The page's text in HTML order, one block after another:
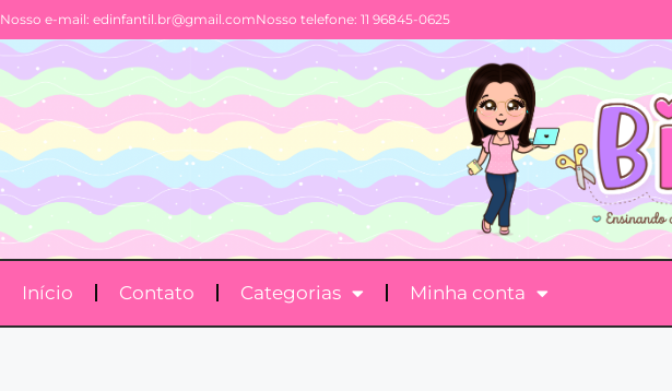
Nosso e-mail: edinfantil.br@gmail.comNosso telefone: 11 96845-0625
Início Contato Categorias Minha conta